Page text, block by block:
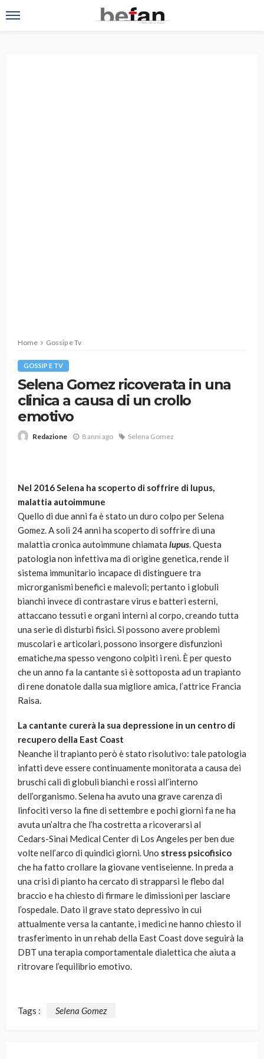
Home Gossip e Tv
GOSSIP E TV
Selena Gomez ricoverata in una
clinica a causa di un crollo
emotivo
Redazione 8 anni ago Selena Gomez
Nel 2016 Selena ha scoperto di soffrire di lupus,
malattia autoimmune
Quello di due anni fa è stato un duro colpo per Selena
Gomez. A soli 24 anni ha scoperto di soffrire di una
malattia cronica autoimmune chiamata lupus. Questa
patologia non infettiva ma di origine genetica, rende il
sistema immunitario incapace di distinguere tra
microrganismi benefici e malevoli; pertanto i globuli
bianchi invece di contrastare virus e batteri esterni,
attaccano tessuti e organi interni al corpo, creando tutta
una serie di disturbi fisici. Si possono avere problemi
muscolari e articolari, possono insorgere disfunzioni
ematiche,ma spesso vengono colpiti i reni. È per questo
che un anno fa la cantante si è sottoposta ad un trapianto
di rene donatole dalla sua migliore amica, l’attrice Francia
Raisa.
La cantante curerà la sua depressione in un centro di
recupero della East Coast
Neanche il trapianto però è stato risolutivo: tale patologia
infatti deve essere continuamente monitorata a causa dei
bruschi cali di globuli bianchi e rossi all’interno
dell’organismo. Selena ha avuto una grave carenza di
linfociti verso la fine di settembre e pochi giorni fa ne ha
avuta un’altra che l’ha costretta a ricoverarsi al
Cedars-Sinai Medical Center di Los Angeles per ben due
volte nell’arco di quindici giorni. Uno stress psicofisico
che ha fatto crollare la giovane ventiseienne. In preda a
una crisi di pianto ha cercato di strapparsi le flebo dal
braccio e ha chiesto di firmare le dimissioni per lasciare
l’ospedale. Dato il grave stato depressivo in cui
attualmente versa la cantante, i medici ne hanno chiesto il
trasferimento in un rehab della East Coast dove seguirà la
DBT una terapia comportamentale dialettica che aiuta a
ritrovare l’equilibrio emotivo.
Tags : Selena Gomez